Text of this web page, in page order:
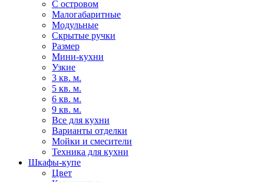
С островом
Малогабаритные
Модульные
Скрытые ручки
Размер
Мини-кухни
Узкие
3 кв. м.
5 кв. м.
6 кв. м.
9 кв. м.
Все для кухни
Варианты отделки
Мойки и смесители
Техника для кухни
Шкафы-купе
Цвет